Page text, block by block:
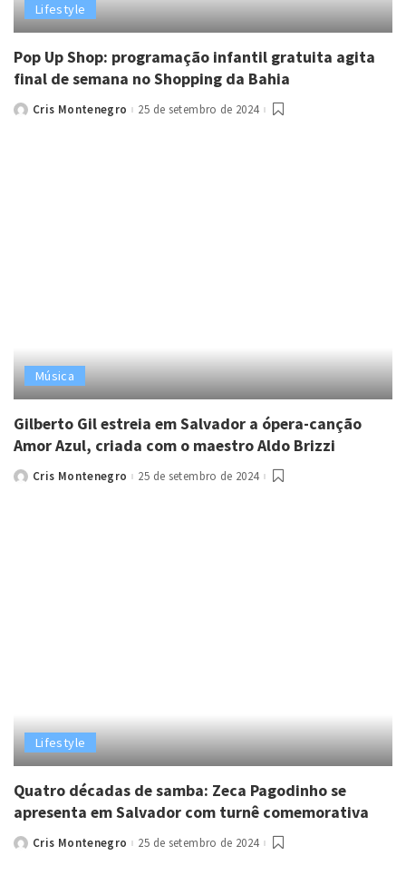
Lifestyle
Pop Up Shop: programação infantil gratuita agita
final de semana no Shopping da Bahia
PostedCris Montenegro 25 de setembro de 2024
Música
Gilberto Gil estreia em Salvador a ópera-canção
Amor Azul, criada com o maestro Aldo Brizzi
PostedCris Montenegro 25 de setembro de 2024
Lifestyle
Quatro décadas de samba: Zeca Pagodinho se
apresenta em Salvador com turnê comemorativa
PostedCris Montenegro 25 de setembro de 2024